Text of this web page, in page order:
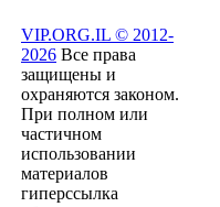
VIP.ORG.IL © 2012-
2026 Все права
защищены и
охраняются законом.
При полном или
частичном
использовании
материалов
гиперссылка